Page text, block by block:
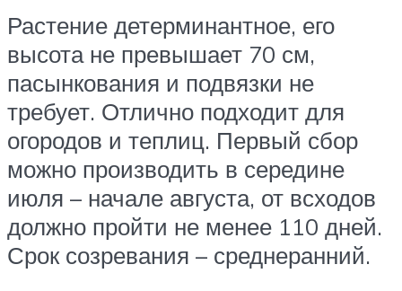
Растение детерминантное, его
высота не превышает 70 см,
пасынкования и подвязки не
требует. Отлично подходит для
огородов и теплиц. Первый сбор
можно производить в середине
июля – начале августа, от всходов
должно пройти не менее 110 дней.
Срок созревания – среднеранний.